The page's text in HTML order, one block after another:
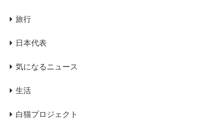
旅行
日本代表
気になるニュース
生活
白猫プロジェクト